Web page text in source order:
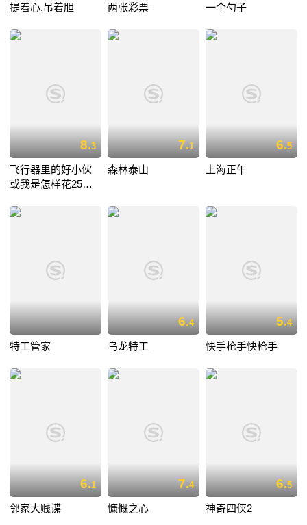
提着心,吊着胆 两张彩票 一个勺子
8.3
飞行器里的好小伙
或我是怎样花25小
巴黎
7.1
森林泰山
6.5
上海正午
特工管家
6.4
乌龙特工
5.4
快手枪手快枪手
6.1
邻家大贱谍
7.4
慷慨之心
6.5
神奇四侠2